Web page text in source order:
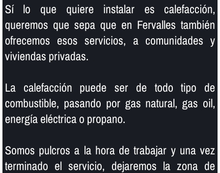
Sí­ lo que quiere instalar es calefacción,
queremos que sepa que en Fervalles también
ofrecemos esos servicios, a comunidades y
viviendas privadas.
La calefacción puede ser de todo tipo de
combustible, pasando por gas natural, gas oil,
energí­a eléctrica o propano.
Somos pulcros a la hora de trabajar y una vez
terminado el servicio, dejaremos la zona de